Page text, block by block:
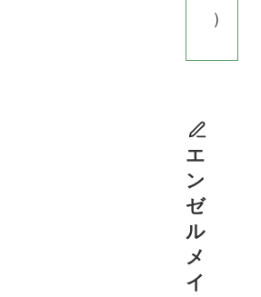
）
エ
ン
ゼ
ル
メ
イ